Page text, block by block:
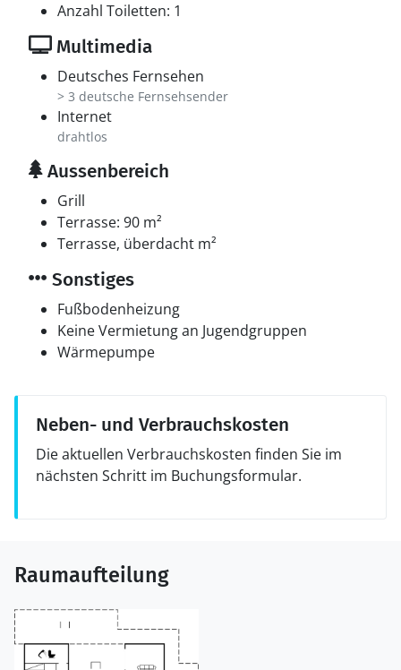
Anzahl Toiletten: 1
Multimedia
Deutsches Fernsehen
> 3 deutsche Fernsehsender
Internet
drahtlos
Aussenbereich
Grill
Terrasse: 90 m²
Terrasse, überdacht m²
Sonstiges
Fußbodenheizung
Keine Vermietung an Jugendgruppen
Wärmepumpe
Neben- und Verbrauchskosten
Die aktuellen Verbrauchskosten finden Sie im
nächsten Schritt im Buchungsformular.
Raumaufteilung